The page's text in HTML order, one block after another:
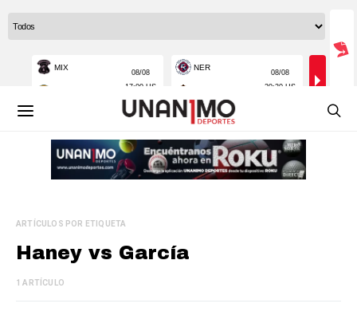
ARTÍCULOS POR ETIQUETA
Haney vs García
1 ARTÍCULO